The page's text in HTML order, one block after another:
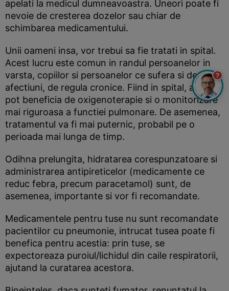
apelati la medicul dumneavoastra. Uneori poate fi
nevoie de cresterea dozelor sau chiar de
schimbarea medicamentului.
Unii oameni insa, vor trebui sa fie tratati in spital.
Acest lucru este comun in randul persoanelor in
varsta, copiilor si persoanelor ce sufera si de alte
afectiuni, de regula cronice. Fiind in spital, acestia
pot beneficia de oxigenoterapie si o monitorizare
mai riguroasa a functiei pulmonare. De asemenea,
tratamentul va fi mai puternic, probabil pe o
perioada mai lunga de timp.
Odihna prelungita, hidratarea corespunzatoare si
administrarea antipireticelor (medicamente ce
reduc febra, precum paracetamol) sunt, de
asemenea, importante si vor fi recomandate.
Medicamentele pentru tuse nu sunt recomandate
pacientilor cu pneumonie, intrucat tusea poate fi
benefica pentru acestia: prin tuse, se
expectoreaza puroiul/lichidul din caile respiratorii,
ajutand la curatarea acestora.
?